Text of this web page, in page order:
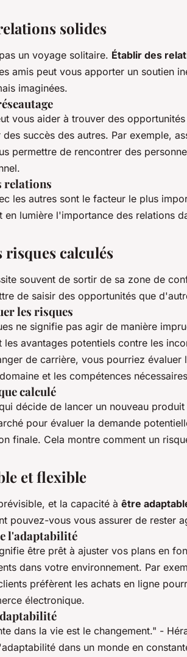
solides
un voyage solitaire. Établir des
amis peut vous apporter un soutien
imaginées.
vous aider à trouver des
succès des autres. Par exemple,
permettre de rencontrer des
relations
les autres sont le facteur le plus
en lumière l'importance des relations
risques calculés
souvent de sortir de sa zone de
de saisir des opportunités que
les risques
ne signifie pas agir de manière
les avantages potentiels contre les
de carrière, vous pourriez évaluer
et les compétences
calculé
décide de lancer un nouveau
pour évaluer la demande
finale. Cela montre comment un
et flexible
et la capacité à être
pouvez-vous vous assurer de rester
l'adaptabilité
être prêt à ajuster vos plans en
dans votre environnement. Par
préfèrent les achats en ligne
électronique.
dans la vie est le changement." -
dans un monde en